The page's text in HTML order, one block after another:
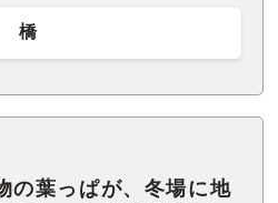
橋
の葉っぱが、冬場に地